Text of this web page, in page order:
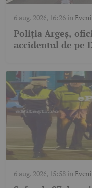
6 aug. 2026, 16:26în
Poliția Argeș,
accidentul de pe
6 aug. 2026, 15:58în